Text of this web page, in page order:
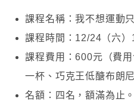
課程名稱：我不想運動
課程時間：12/24（六
課程費用：600元（費
一杯、巧克王低醣布朗尼
名額：四名，額滿為止